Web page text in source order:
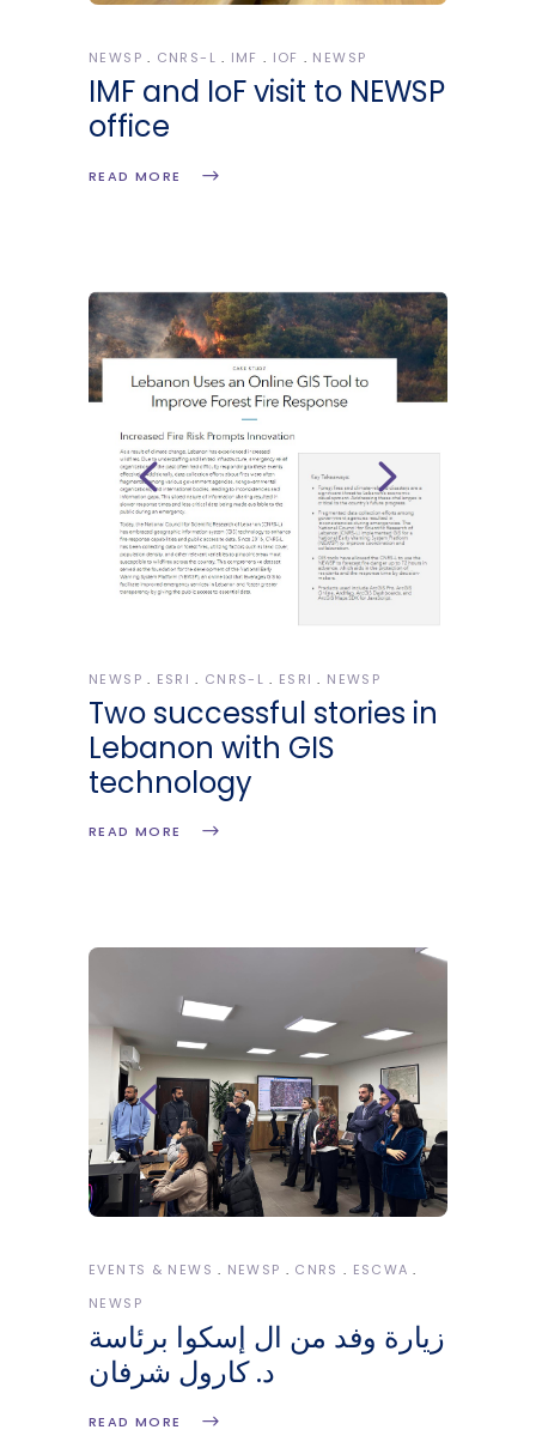
NEWSP CNRS-L IMF IOF NEWSP
IMF and IoF visit to NEWSP
office
READ MORE
NEWSP ESRI CNRS-L ESRI NEWSP
Two successful stories in
Lebanon with GIS
technology
READ MORE
EVENTS & NEWS NEWSP CNRS
ESCWA
NEWSP
زيارة وفد من ال إسكوا برئاسة
د. كارول شرفان
READ MORE